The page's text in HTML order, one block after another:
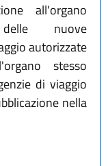
all'organo
nuove
autorizzate
stesso
di viaggio
nella